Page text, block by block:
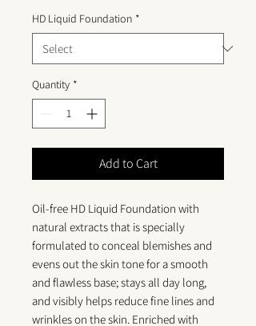
HD Liquid Foundation *
Quantity *
Add to Cart
Oil-free HD Liquid Foundation with
natural extracts that is specially
formulated to conceal blemishes and
evens out the skin tone for a smooth
and flawless base; stays all day long,
and visibly helps reduce fine lines and
wrinkles on the skin. Enriched with